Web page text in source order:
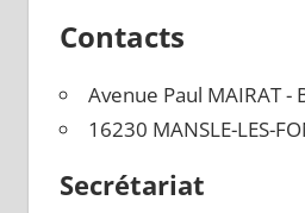
Contacts
Avenue Paul MAIRAT -
16230 MANSLE-LES-
Secrétariat